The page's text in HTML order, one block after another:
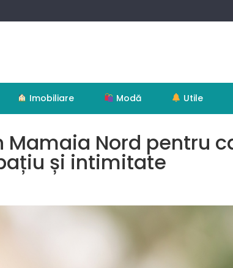
Imobiliare Modă Utile
Nord pentru
și intimitate